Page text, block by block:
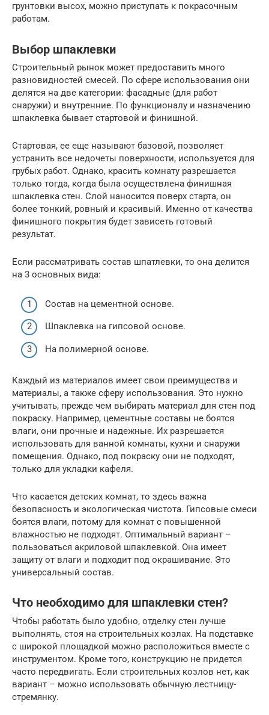
грунтовки высох, можно приступать к покрасочным
работам.
Выбор шпаклевки
Строительный рынок может предоставить много
разновидностей смесей. По сфере использования они
делятся на две категории: фасадные (для работ
снаружи) и внутренние. По функционалу и назначению
шпаклевка бывает стартовой и финишной.
Стартовая, ее еще называют базовой, позволяет
устранить все недочеты поверхности, используется для
грубых работ. Однако, красить комнату разрешается
только тогда, когда была осуществлена финишная
шпаклевка стен. Слой наносится поверх старта, он
более тонкий, ровный и красивый. Именно от качества
финишного покрытия будет зависеть готовый
результат.
Если рассматривать состав шпатлевки, то она делится
на 3 основных вида:
Состав на цементной основе.
Шпаклевка на гипсовой основе.
На полимерной основе.
Каждый из материалов имеет свои преимущества и
материалы, а также сферу использования. Это нужно
учитывать, прежде чем выбирать материал для стен под
покраску. Например, цементные составы не боятся
влаги, они прочные и надежные. Их разрешается
использовать для ванной комнаты, кухни и снаружи
помещения. Однако, под покраску они не подходят,
только для укладки кафеля.
Что касается детских комнат, то здесь важна
безопасность и экологическая чистота. Гипсовые смеси
боятся влаги, потому для комнат с повышенной
влажностью не подходят. Оптимальный вариант –
пользоваться акриловой шпаклевкой. Она имеет
защиту от влаги и подходит под окрашивание. Это
универсальный состав.
Что необходимо для шпаклевки стен?
Чтобы работать было удобно, отделку стен лучше
выполнять, стоя на строительных козлах. На подставке
с широкой площадкой можно расположиться вместе с
инструментом. Кроме того, конструкцию не придется
часто передвигать. Если строительных козлов нет, как
вариант – можно использовать обычную лестницу-
стремянку.